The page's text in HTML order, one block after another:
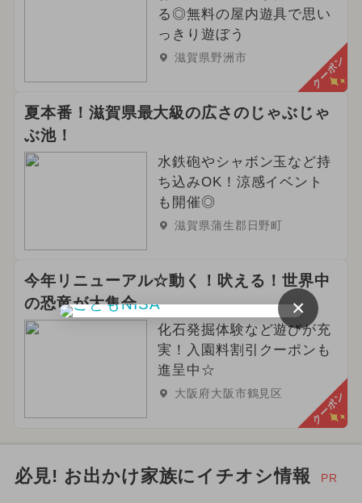
る◎無料の屋内遊具で思い
っきり遊ぼう
滋賀県野洲市 クーポン
夏本番！滋賀県最大級の広さのじゃぶじゃ
ぶ池！
水鉄砲やシャボン玉など持
ち込みOK！涼感イベント
も開催◎
滋賀県蒲生郡日野町
今年リニューアル☆動く！吠える！世界中
の恐竜が大集合
化石発掘体験など遊びが充
実！入園料割引クーポンも
進呈中☆
大阪府大阪市鶴見区 クーポン
必見! お出かけ家族にイチオシ情報 PR
×